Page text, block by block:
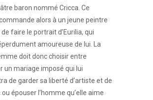
baron nommé Cricca. Ce
alors à un jeune peintre
faire le portrait d’Eurilia, qui
amoureuse de lui. La
doit donc choisir entre
un mariage imposé qui lui
de garder sa liberté d’artiste et de
épouser l’homme qu’elle aime